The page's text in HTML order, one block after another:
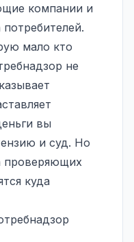
компании и
потребителей.
мало кто
не
вы
и суд. Но
проверяющих
куда